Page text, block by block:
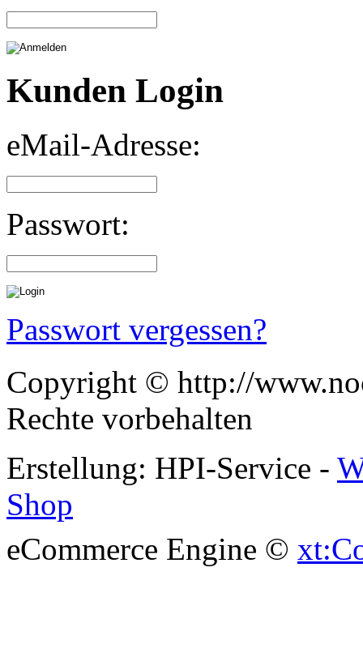
Kunden Login
eMail-Adresse:
Passwort:
Passwort vergessen?
Copyright © http://
Rechte vorbehalten
Erstellung: HPI-Service -
Shop
eCommerce Engine ©